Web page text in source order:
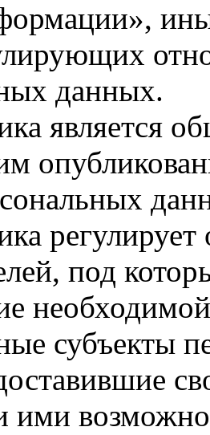
данных.
является
под
субъекты
ими